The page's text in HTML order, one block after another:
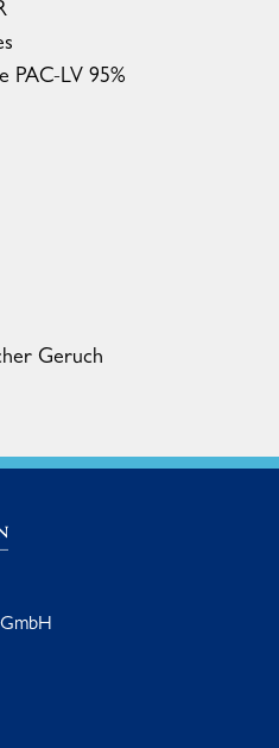
PAC-LV 95%
Geruch
GmbH